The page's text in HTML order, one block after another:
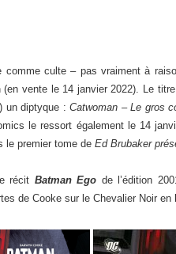
culte – pas vraiment à
(en vente le 14 janvier 2022). Le
un diptyque :Catwoman – Le gros
le ressort également le 14
le premier tome de Ed Brubaker
récit Batman Ego de l’édition
de Cooke sur le Chevalier Noir en